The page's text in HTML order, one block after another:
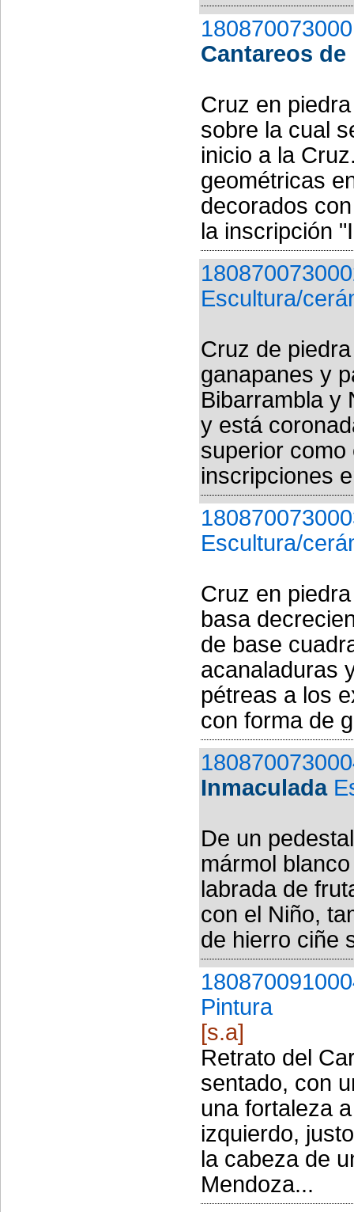
Cantareos
Cruz en
sobre la cual
inicio a la
geométricas
decorados
la inscripción
Escultura/
Cruz de
ganapanes y
Bibarrambla y
y está
superior
inscripciones
Escultura/
Cruz en
basa
de base
acanaladuras
pétreas a los
con forma de
Inmaculada
De un
mármol
labrada de
con el Niño,
de hierro ciñe
Pintura
[s.a]
Retrato del
sentado, con
una fortaleza
izquierdo,
la cabeza de
Mendoza...